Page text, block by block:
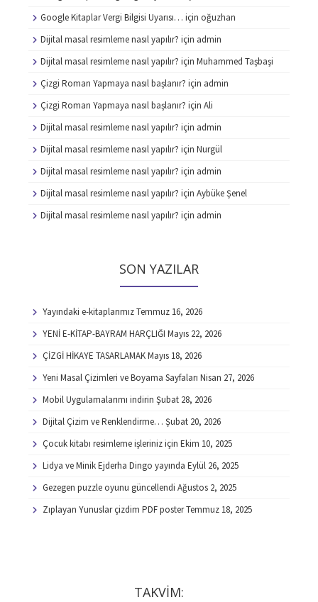
Google Kitaplar Vergi Bilgisi Uyarısı… için oğuzhan
Dijital masal resimleme nasıl yapılır? için admin
Dijital masal resimleme nasıl yapılır? için Muhammed Taşbaşi
Çizgi Roman Yapmaya nasıl başlanır? için admin
Çizgi Roman Yapmaya nasıl başlanır? için Ali
Dijital masal resimleme nasıl yapılır? için admin
Dijital masal resimleme nasıl yapılır? için Nurgül
Dijital masal resimleme nasıl yapılır? için admin
Dijital masal resimleme nasıl yapılır? için Aybüke Şenel
Dijital masal resimleme nasıl yapılır? için admin
SON YAZILAR
Yayındaki e-kitaplarımızTemmuz 16, 2026
YENİ E-KİTAP-BAYRAM HARÇLIĞI Mayıs 22, 2026
ÇİZGİ HİKAYE TASARLAMAKMayıs 18, 2026
Yeni Masal Çizimleri ve Boyama Sayfaları Nisan 27, 2026
Mobil Uygulamalarımı indirin Şubat 28, 2026
Dijital Çizim ve Renklendirme… Şubat 20, 2026
Çocuk kitabı resimleme işleriniz için Ekim 10, 2025
Lidya ve Minik Ejderha Dingo yayında Eylül 26, 2025
Gezegen puzzle oyunu güncellendi Ağustos 2, 2025
Zıplayan Yunuslar çizdim PDF posterTemmuz 18, 2025
TAKVİM: